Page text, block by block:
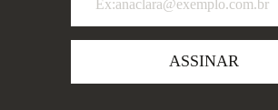
ASSINAR